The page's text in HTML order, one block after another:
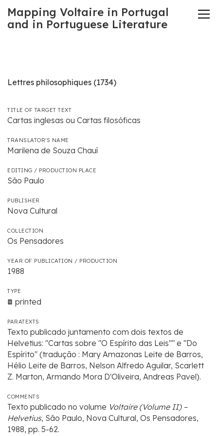
Mapping Voltaire in Portugal
and in Portuguese Literature
Lettres philosophiques (1734)
TITLE OF TARGET TEXT
Cartas inglesas ou Cartas filosóficas
TRANSLATOR'S NAME
Marilena de Souza Chauí
EDITING / PRODUCTION PLACE
São Paulo
PUBLISHER
Nova Cultural
COLLECTION
Os Pensadores
YEAR OF PUBLICATION / PRODUCTION
1988
TYPE
printed
PARATEXTS
Texto publicado juntamento com dois textos de
Helvetius: "Cartas sobre "O Espírito das Leis"" e "Do
Espírito" (tradução : Mary Amazonas Leite de Barros,
Hélio Leite de Barros, Nelson Alfredo Aguilar, Scarlett
Z. Marton, Armando Mora D'Oliveira, Andreas Pavel).
COMMENTS
Texto publicado no volume Voltaire (Volume II) –
Helvetius, São Paulo, Nova Cultural, Os Pensadores,
1988, pp. 5-62.